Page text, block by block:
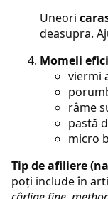
Uneori
deasupra.
Momeli
viermi
râme
pastă
micro
Tip de afiliere
poți include în